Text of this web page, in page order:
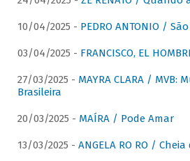
10/04/2025 - PEDRO ANTONIO /
03/04/2025 - FRANCISCO, EL
27/03/2025 - MAYRA CLARA / MVB:
Brasileira
20/03/2025 - MAÍRA / Pode Amar
13/03/2025 - ANGELA RO RO /